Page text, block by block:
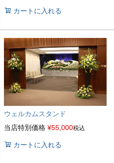
カートに入れる
ウェルカムスタンド
当店特別価格 ¥55,000税込
カートに入れる